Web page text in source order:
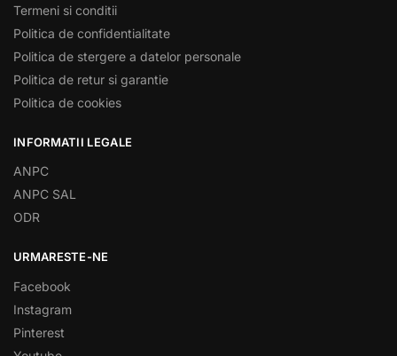
Termeni si conditii
Politica de confidentialitate
Politica de stergere a datelor personale
Politica de retur si garantie
Politica de cookies
INFORMATII LEGALE
ANPC
ANPC SAL
ODR
URMARESTE-NE
Facebook
Instagram
Pinterest